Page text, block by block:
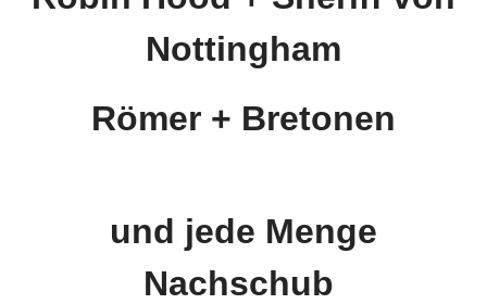
Nottingham
Römer + Bretonen
und jede Menge
Nachschub